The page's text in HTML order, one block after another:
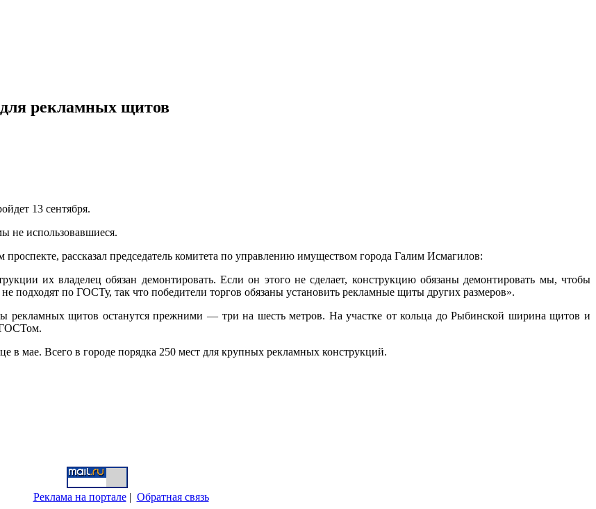
рекламных щитов
13 сентября.
не использовавшиеся.
рассказал председатель комитета по управлению имуществом города Галим Исмагилов:
их владелец обязан демонтировать. Если он этого не сделает, конструкцию обязаны демонтировать мы, чтобы
подходят по ГОСТу, так что победители торгов обязаны установить рекламные щиты других размеров».
рекламных щитов останутся прежними — три на шесть метров. На участке от кольца до Рыбинской ширина щитов и
ГОСТом.
в мае. Всего в городе порядка 250 мест для крупных рекламных конструкций.
Реклама на портале| Обратная связь